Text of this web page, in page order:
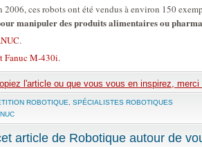
2006, ces robots ont été vendus à environ 150
manipuler des produits alimentaires ou
.
Fanuc M-430i.
l'article ou que vous vous en inspirez,
ROBOTIQUE
SPÉCIALISTES ROBOTIQUES
article de Robotique autour de